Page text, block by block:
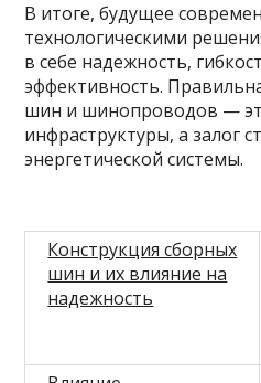
В итоге, будущее
технологическими
в себе надежность,
эффективность.
шин и шинопроводов —
инфраструктуры, а залог
энергетической системы.
Конструкция сборных
шин и их влияние на
надежность